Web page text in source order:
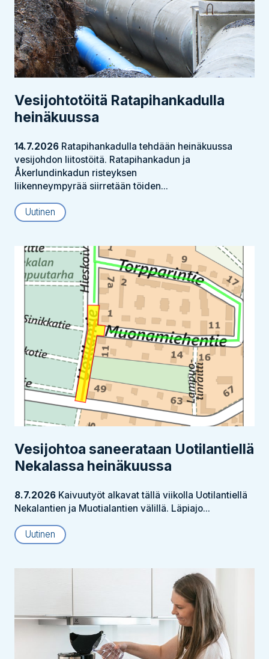
Vesijohtotöitä Ratapihankadulla
heinäkuussa
14.7.2026 Ratapihankadulla tehdään heinäkuussa
vesijohdon liitostöitä. Ratapihankadun ja
Åkerlundinkadun risteyksen
liikenneympyrää siirretään töiden...
Uutinen
Vesijohtoa saneerataan Uotilantiellä
Nekalassa heinäkuussa
8.7.2026 Kaivuutyöt alkavat tällä viikolla Uotilantiellä
Nekalantien ja Muotialantien välillä. Läpiajo...
Uutinen